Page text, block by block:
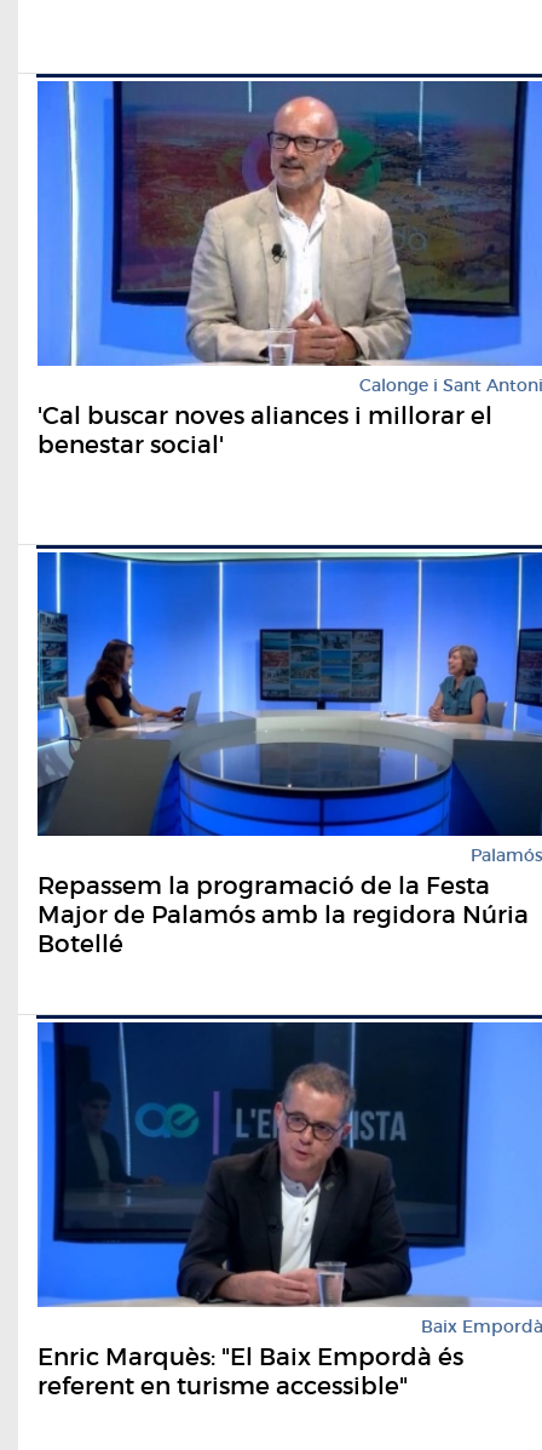
Calonge i Sant Antoni
'Cal buscar noves aliances i millorar el
benestar social'
Palamós
Repassem la programació de la Festa
Major de Palamós amb la regidora Núria
Botellé
Baix Empordà
Enric Marquès: "El Baix Empordà és
referent en turisme accessible"